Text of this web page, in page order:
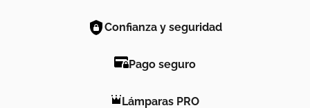
Confianza y seguridad
Pago seguro
Lámparas PRO